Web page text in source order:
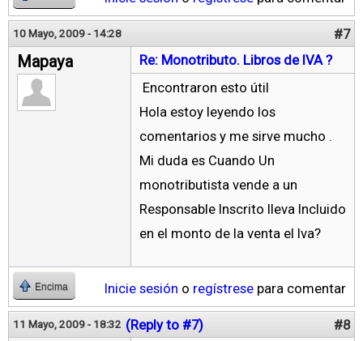
10 Mayo, 2009 - 14:28 #7
Mapaya
Re: Monotributo. Libros de IVA ?
Encontraron esto útil
Hola estoy leyendo los
comentarios y me sirve mucho .
Mi duda es Cuando Un
monotributista vende a un
Responsable Inscrito lleva Incluido
en el monto de la venta el Iva?
Encima Inicie sesión o regístrese para comentar
11 Mayo, 2009 - 18:32 (Reply to #7) #8